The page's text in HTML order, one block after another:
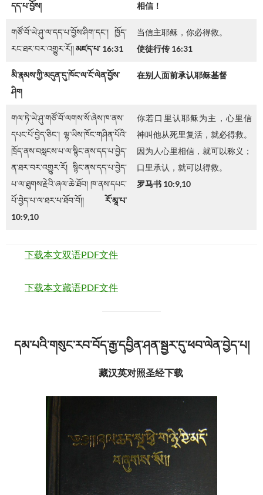
དད་པ་བྱོས། 相信！
གཙོ་བོ་ཡེ་ཤུ་ལ་དད་པ་བྱོས་ཤིག་དང་། ཁྱོད་
རང་ཐར་བར་འགྱུར་རོ།།མཛད་པ་ 16:31
当信主耶稣，你必得救。
使徒行传 16:31
མི་རྣམས་ཀྱི་མདུན་དུ་ཁོང་ལ་ངོ་ལེན་བྱོས་
ཤིག
在别人面前承认耶稣基督
གལ་ཏེ་ཡེ་ཤུ་གཙོ་བོ་ལགས་སོ་ཞེས་ཁ་ནས་
དཔང་པོ་བྱེད་ཅིང་། ལྷ་ཡིས་ཁོང་གཤིན་པོའི་
ཁྲོད་ནས་བསླངས་པ་ལ་སྙིང་ནས་དད་པ་བྱེད་
ན་ཐར་བར་འགྱུར་རོ། སྙིང་ནས་དད་པ་བྱེད་
པ་ལ་ཐུགས་རྗེའི་ཞལ་ཆེ་ཐོབ། ཁ་ནས་དཔང་
པོ་བྱེད་པ་ལ་ཐར་པ་ཐོབ་བོ།། རོ་མཱ་པ་
10:9,10
你若口里认耶稣为主，心里信
神叫他从死里复活，就必得救。
因为人心里相信，就可以称义；
口里承认，就可以得救。
罗马书 10:9,10
下载本文双语PDF文件
下载本文藏语PDF文件
དམ་པའི་གསུང་རབ་བོད་རྒྱ་དབྱིན་ཤན་སྦྱར་དུ་ཕབ་ལེན་བྱེད་པ།
藏汉英对照圣经下载